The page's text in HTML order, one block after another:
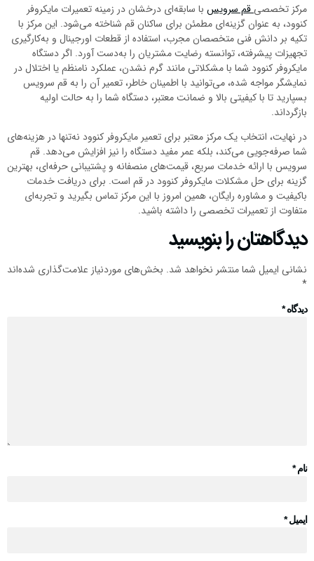
مرکز تخصصیقم سرویس با سابقه‌ای درخشان در زمینه تعمیرات مایکروفر
کنوود، به عنوان گزینه‌ای مطمئن برای ساکنان قم شناخته می‌شود. این مرکز با
تکیه بر دانش فنی متخصصان مجرب، استفاده از قطعات اورجینال و به‌کارگیری
تجهیزات پیشرفته، توانسته رضایت مشتریان را به‌دست آورد. اگر دستگاه
مایکروفر کنوود شما با مشکلاتی مانند گرم نشدن، عملکرد نامنظم یا اختلال در
نمایشگر مواجه شده، می‌توانید با اطمینان خاطر، تعمیر آن را به قم سرویس
بسپارید تا با کیفیتی بالا و ضمانت معتبر، دستگاه شما را به حالت اولیه
بازگرداند.
در نهایت، انتخاب یک مرکز معتبر برای تعمیر مایکروفر کنوود نه‌تنها در هزینه‌های
شما صرفه‌جویی می‌کند، بلکه عمر مفید دستگاه را نیز افزایش می‌دهد. قم
سرویس با ارائه خدمات سریع، قیمت‌های منصفانه و پشتیبانی حرفه‌ای، بهترین
گزینه برای حل مشکلات مایکروفر کنوود در قم است. برای دریافت خدمات
با‌کیفیت و مشاوره رایگان، همین امروز با این مرکز تماس بگیرید و تجربه‌ای
متفاوت از تعمیرات تخصصی را داشته باشید.
دیدگاهتان را بنویسید
نشانی ایمیل شما منتشر نخواهد شد. بخش‌های موردنیاز علامت‌گذاری شده‌اند
*
دیدگاه*
نام*
ایمیل*